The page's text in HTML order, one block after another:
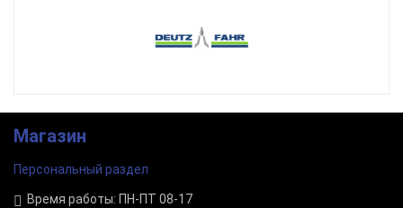
Магазин
Персональный раздел
Время работы: ПН-ПТ 08-17